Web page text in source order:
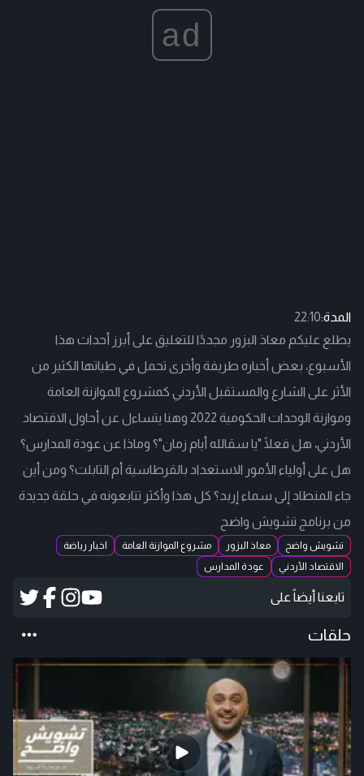
ad
المدة:22:10
يطلع عليكم معاذ البزور مجددًا للتعليق على أبرز أحداث هذا
الأسبوع، بعض أخباره طريفة وأخرى تحمل في طياتها الكثير من
الأثر على الشارع والمستقبل الأردني كمشروع الموازنة العامة
وموازنة الوحدات الحكومية 2022 وهنا يتساءل عن أحاول الاقتصاد
الأردني، هل فعلًا "يا سقالله أيام زمان"؟ وماذا عن عودة المدارس؟
هل على أولياء الأمور الاستعداد بالقرطاسية أم التابلت؟ ومن أين
جاء المنطاد إلى سماء إربد؟ كل هذا وأكثر تتابعونه في حلقة جديدة
من برنامج تشويش واضح
تشويش واضح معاذ البزور مشروع الموازنة العامة
اخبار رياضة
الاقتصاد الأردني
عودة المدارس
تابعنا أيضاً على
حلقات